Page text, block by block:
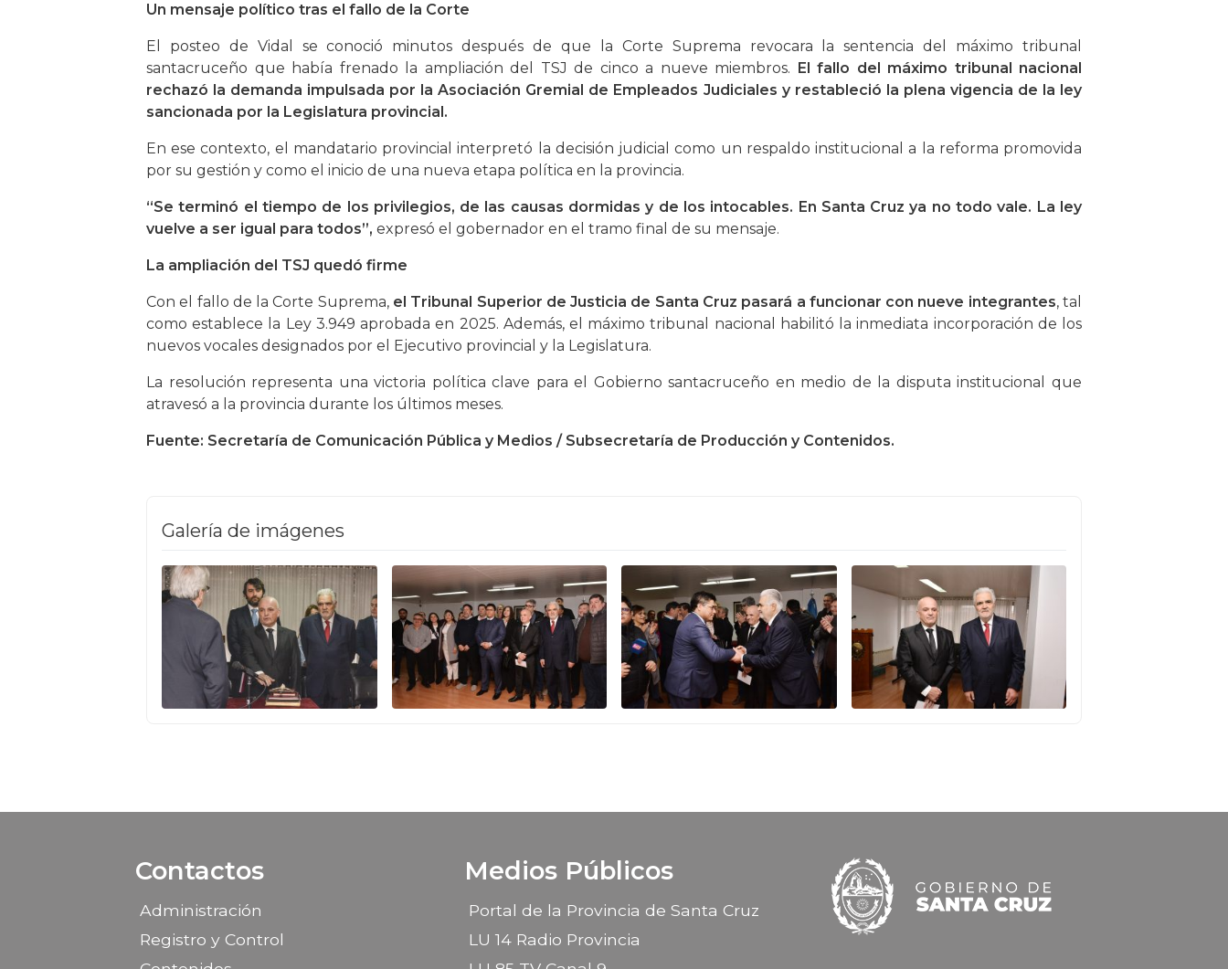
Un mensaje político tras el fallo de la Corte
El posteo de Vidal se conoció minutos después de que la Corte Suprema revocara la sentencia del máximo tribunal
santacruceño que había frenado la ampliación del TSJ de cinco a nueve miembros.
El fallo del máximo tribunal nacional
rechazó la demanda impulsada por la Asociación Gremial de Empleados Judiciales y restableció la plena vigencia de la ley
sancionada por la Legislatura provincial.
En ese contexto, el mandatario provincial interpretó la decisión judicial como un respaldo institucional a la reforma promovida
por su gestión y como el inicio de una nueva etapa política en la provincia.
“Se terminó el tiempo de los privilegios, de las causas dormidas y de los intocables. En Santa Cruz ya no todo vale. La ley
vuelve a ser igual para todos”, expresó el gobernador en el tramo final de su mensaje.
La ampliación del TSJ quedó firme
Con el fallo de la Corte Suprema, el Tribunal Superior de Justicia de Santa Cruz pasará a funcionar con nueve integrantes, tal
como establece la Ley 3.949 aprobada en 2025. Además, el máximo tribunal nacional habilitó la inmediata incorporación de los
nuevos vocales designados por el Ejecutivo provincial y la Legislatura.
La resolución representa una victoria política clave para el Gobierno santacruceño en medio de la disputa institucional que
atravesó a la provincia durante los últimos meses.
Fuente: Secretaría de Comunicación Pública y Medios / Subsecretaría de Producción y Contenidos.
Galería de imágenes
Contactos
Administración
Registro y Control
Medios Públicos
Portal de la Provincia de Santa Cruz
LU 14 Radio Provincia